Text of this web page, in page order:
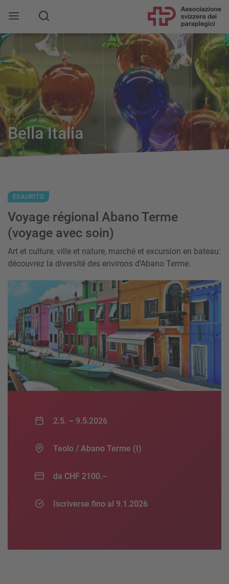
Bella Italia
ESAURITO
Voyage régional Abano Terme
(voyage avec soin)
Art et culture, ville et nature, marché et excursion en bateau:
découvrez la diversité des environs d’Abano Terme.
2.5. – 9.5.2026
Teolo / Abano Terme (I)
da CHF 2100.–
Iscriverse fino al 9.1.2026